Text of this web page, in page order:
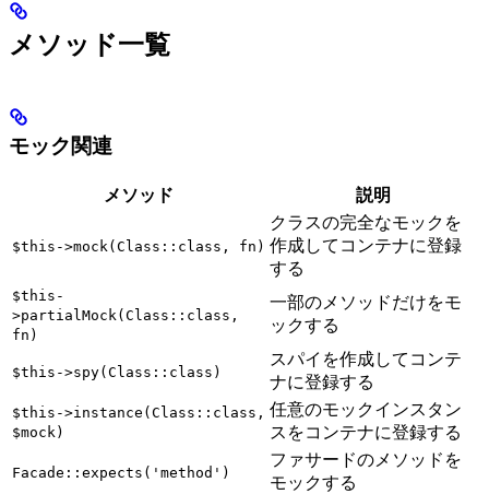
メソッド一覧
モック関連
メソッド 説明
$this->mock(Class::class, fn)
クラスの完全なモックを
作成してコンテナに登録
する
$this-
>partialMock(Class::class,
fn)
一部のメソッドだけをモ
ックする
$this->spy(Class::class)
スパイを作成してコンテ
ナに登録する
$this->instance(Class::class,
$mock)
任意のモックインスタン
スをコンテナに登録する
Facade::expects('method')
ファサードのメソッドを
モックする